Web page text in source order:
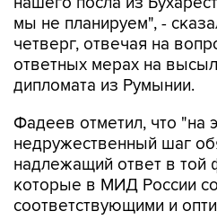
мы не планируем", -
четверг, отвечая на
ответных мерах на
дипломата из Румынии.
Фадеев отметил, что "на
недружественный шаг
надлежащий ответ в той
которые в МИД России
соответствующими и